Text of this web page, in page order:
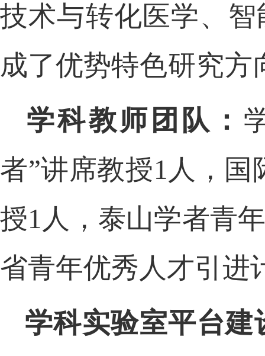
技术与转化医学、
成了优势特色研究方
学科教师团队：
者”讲席教授1人，
授1人，泰山学者青
省青年优秀人才引进
学科实验室平台建